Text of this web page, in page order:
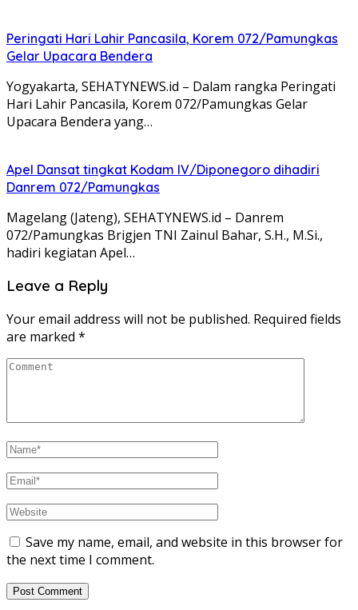
Peringati Hari Lahir Pancasila, Korem 072/Pamungkas
Gelar Upacara Bendera
Yogyakarta, SEHATYNEWS.id – Dalam rangka Peringati
Hari Lahir Pancasila, Korem 072/Pamungkas Gelar
Upacara Bendera yang…
Apel Dansat tingkat Kodam lV/Diponegoro dihadiri
Danrem 072/Pamungkas
Magelang (Jateng), SEHATYNEWS.id – Danrem
072/Pamungkas Brigjen TNI Zainul Bahar, S.H., M.Si.,
hadiri kegiatan Apel…
Leave a Reply
Your email address will not be published. Required fields
are marked *
Save my name, email, and website in this browser for
the next time I comment.